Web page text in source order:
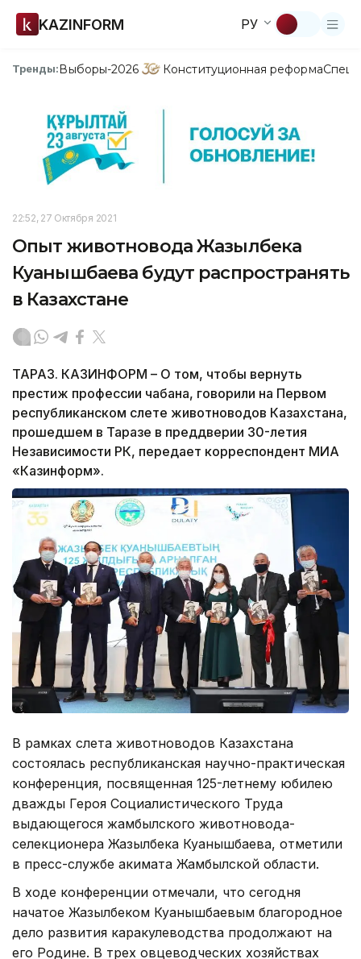
KAZINFORM РУ
Тренды:Выборы-2026 Конституционная реформа
22:52, 27 Октября 2021
Опыт животновода Жазылбека
Куанышбаева будут распространять
в Казахстане
ТАРАЗ. КАЗИНФОРМ – О том, чтобы вернуть
престиж профессии чабана, говорили на Первом
республиканском слете животноводов Казахстана,
прошедшем в Таразе в преддверии 30-летия
Независимости РК, передает корреспондент МИА
«Казинформ».
В рамках слета животноводов Казахстана
состоялась республиканская научно-практическая
конференция, посвященная 125-летнему юбилею
дважды Героя Социалистического Труда
выдающегося жамбылского животновода-
селекционера Жазылбека Куанышбаева, отметили
в пресс-службе акимата Жамбылской области.
В ходе конференции отмечали, что сегодня
начатое Жазылбеком Куанышбаевым благородное
дело развития каракулеводства продолжают на
его Родине. В трех овцеводческих хозяйствах